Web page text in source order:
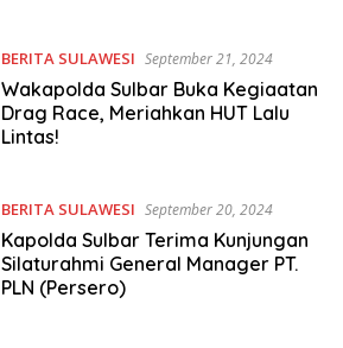
BERITA SULAWESI September 21, 2024
Wakapolda Sulbar Buka Kegiaatan
Drag Race, Meriahkan HUT Lalu
Lintas!
BERITA SULAWESI September 20, 2024
Kapolda Sulbar Terima Kunjungan
Silaturahmi General Manager PT.
PLN (Persero)